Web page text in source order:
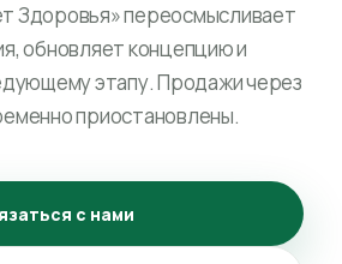
Здоровья» переосмысливает
обновляет концепцию и
этапу. Продажи через
приостановлены.
с нами